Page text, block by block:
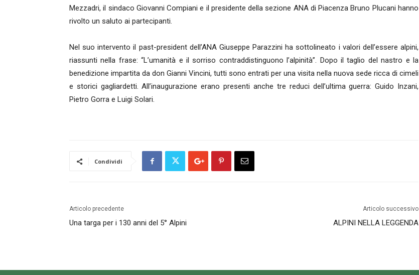
Mezzadri, il sindaco Giovanni Compiani e il presidente della sezione ANA di Piacenza Bruno Plucani hanno
rivolto un saluto ai partecipanti.
Nel suo intervento il past-president dell’ANA Giuseppe Parazzini ha sottolineato i valori dell’essere alpini,
riassunti nella frase: “L’umanità e il sorriso contraddistinguono l’alpinità”. Dopo il taglio del nastro e la
benedizione impartita da don Gianni Vincini, tutti sono entrati per una visita nella nuova sede ricca di cimeli
e storici gagliardetti. All’inaugurazione erano presenti anche tre reduci dell’ultima guerra: Guido Inzani,
Pietro Gorra e Luigi Solari.
Condividi
Articolo precedente
Una targa per i 130 anni del 5° Alpini
Articolo successivo
ALPINI NELLA LEGGENDA